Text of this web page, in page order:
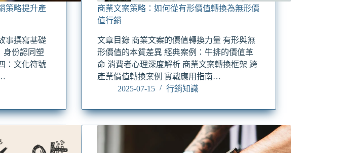
策略提升產
事撰寫基礎
身份認同塑
：文化符號
商業文案策略：如何從有形價值轉換為無形價
值行銷
文章目錄 商業文案的價值轉換力量 有形與無
形價值的本質差異 經典案例：牛排的價值革
命 消費者心理深度解析 商業文案轉換框架 跨
產業價值轉換案例 實戰應用指南…
2025-07-15
行銷知識